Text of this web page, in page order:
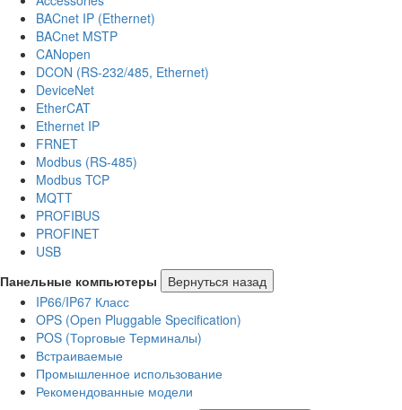
BACnet IP (Ethernet)
BACnet MSTP
CANopen
DCON (RS-232/485, Ethernet)
DeviceNet
EtherCAT
Ethernet IP
FRNET
Modbus (RS-485)
Modbus TCP
MQTT
PROFIBUS
PROFINET
USB
Панельные компьютеры
Вернуться назад
IP66/IP67 Класс
OPS (Open Pluggable Specification)
POS (Торговые Терминалы)
Встраиваемые
Промышленное использование
Рекомендованные модели